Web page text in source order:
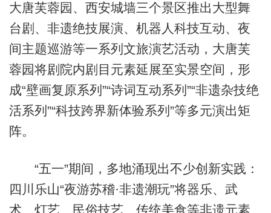
大唐芙蓉园、西安城墙三个景区推出大型舞
台剧、非遗绝技展演、机器人科技互动、夜
间主题巡游等一系列文旅演艺活动，大唐芙
蓉园将剧院内剧目元素延展至实景空间，形
成“壁画复原系列”“诗词互动系列”“非遗杂技绝
活系列”“科技跨界新体验系列”等多元演出矩
阵。
“五一”期间，多地涌现出不少创新实践：
四川乐山“夜游苏稽·非遗潮玩”将器乐、武
术、灯艺、民俗技艺、传统美食等非遗元素